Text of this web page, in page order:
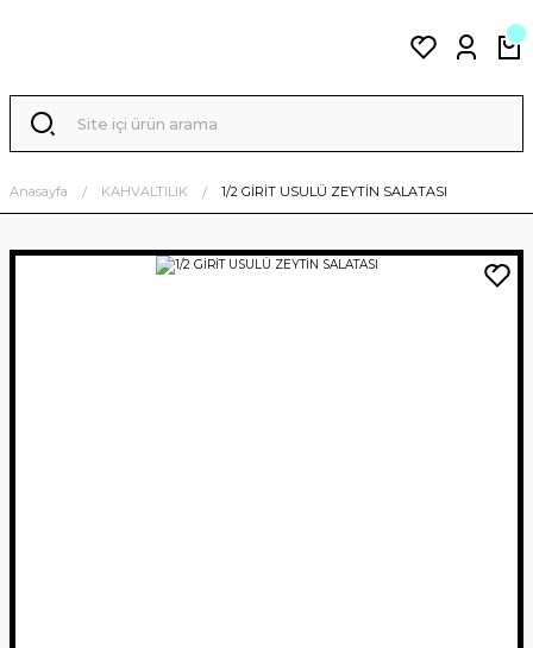
Anasayfa KAHVALTILIK 1/2 GİRİT USULÜ ZEYTİN SALATASI